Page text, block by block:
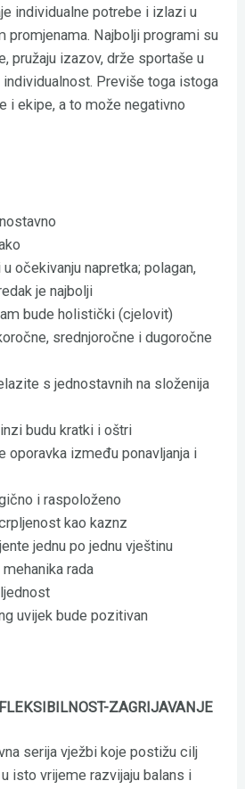
individualne potrebe i izlazi u
promjenama. Najbolji programi su
pružaju izazov, drže sportaše u
Previše toga istoga
i ekipe, a to može negativno
očekivanju napretka; polagan,
je najbolji
bude holistički (cjelovit)
srednjoročne i dugoročne
s jednostavnih na složenija
budu kratki i oštri
oporavka između ponavljanja i
i raspoloženo
kao kaznz
jednu po jednu vještinu
rada
uvijek bude pozitivan
ZAGRIJAVANJE
serija vježbi koje postižu cilj
u isto vrijeme razvijaju balans i